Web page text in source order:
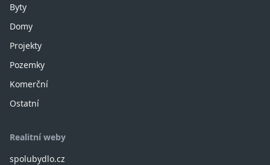
Byty
Domy
Projekty
Pozemky
Komerční
Ostatní
Realitní weby
spolubydlo.cz